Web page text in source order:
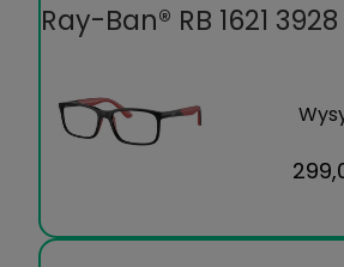
Ray-Ban® RB 1621